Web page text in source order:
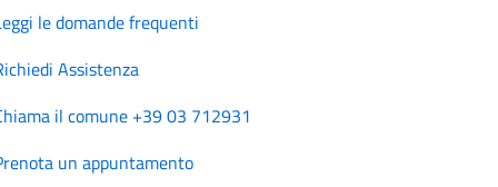
le domande frequenti
Assistenza
il comune +39 03 712931
un appuntamento